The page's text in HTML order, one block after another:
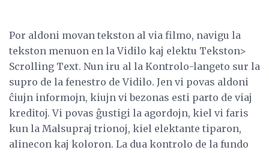
Por aldoni movan tekston al via filmo, navigu la
tekston menuon en la Vidilo kaj elektu Tekston>
Scrolling Text. Nun iru al la Kontrolo-langeto sur la
supro de la fenestro de Vidilo. Jen vi povas aldoni
ĉiujn informojn, kiujn vi bezonas esti parto de viaj
kreditoj. Vi povas ĝustigi la agordojn, kiel vi faris
kun la Malsupraj trionoj, kiel elektante tiparon,
alinecon kaj koloron. La dua kontrolo de la fundo